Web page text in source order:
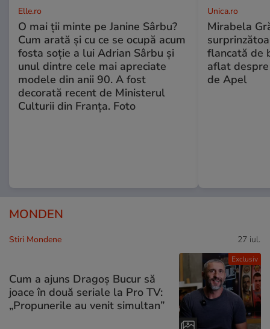
Elle.ro
O mai ții minte pe Janine Sârbu?
Cum arată și cu ce se ocupă acum
fosta soție a lui Adrian Sârbu și
unul dintre cele mai apreciate
modele din anii 90. A fost
decorată recent de Ministerul
Culturii din Franța. Foto
Unica.ro
Mirabela
flancată de
aflat
de Apel
MONDEN
Exclusiv
Stiri Mondene 27 iul.
Cum a ajuns Dragoș Bucur să
joace în două seriale la Pro TV:
„Propunerile au venit simultan”